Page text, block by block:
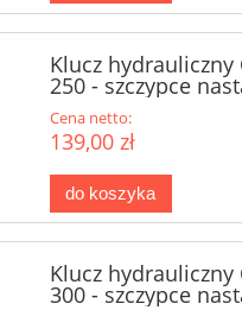
Klucz hydrauliczny
250 - szczypce
Cena netto:
139,00 zł
do koszyka
Klucz hydrauliczny
300 - szczypce